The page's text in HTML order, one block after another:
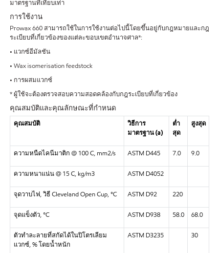
มาตรฐานที่เทียบเท่า
การใช้งาน
Prowax 660 สามารถใช้ในการใช้งานต่อไปนี้โดยขึ้นอยู่กับกฎหมายและกฎ
ระเบียบที่เกี่ยวข้องของแต่ละขอบเขตอำนาจศาล*:
• แวกซ์อีมัลชัน
• Wax isomerisation feedstock
• การผสมแวกซ์
* ผู้ใช้จะต้องตรวจสอบความสอดคล้องกับกฎระเบียบที่เกี่ยวข้อง
คุณสมบัติและคุณลักษณะที่กำหนด
คุณสมบัติ
วิธีการ
มาตรฐาน(a)
ต่ำ
สุด
สูงสุด
ความหนืดไคนีมาติก @ 100 C, mm2/s ASTM D445 7.0 9.0
ความหนาแน่น@ 15 C, kg/m3 ASTM D4052
จุดวาบไฟ,วิธี Cleveland Open Cup, °C ASTM D92 220
จุดแข็งตัว, °C ASTM D938 58.0 68.0
ตัวทำละลายที่สกัดได้ในปิโตรเลียม
แวกซ์, %โดยน้ำหนัก
ASTM D3235 30